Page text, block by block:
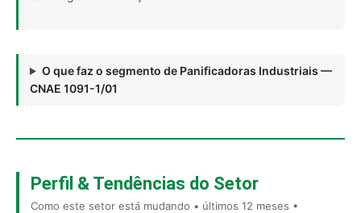
O que faz o segmento de Panificadoras Industriais —
CNAE 1091-1/01
Perfil & Tendências do Setor
Como este setor está mudando • últimos 12 meses •